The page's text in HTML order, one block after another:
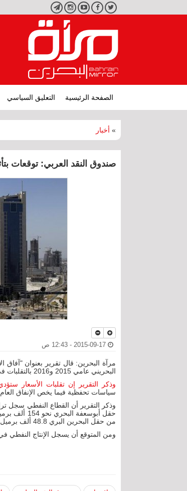
تويتر فيسبوكيوتيوبانستجرامتليجرام
الصفحة الرئيسية التعليق السياسي
» أخبار
صندوق النقد العربي: توقعات
مرآة البحرين: قال تقرير بعنوان "آفاق
البحريني عامي 2015 و2016 بالتقلبات في أسعار النفط العالمية.
وذكر التقرير إن تقلبات الأسعار
سياسات تحفظية فيما يخص الإنفاق
من حقل البحرين البري 48.8 ألف برميل يومياً.
ومن المتوقع أن يسجل الإنتاج النفطي في البحرين خلال عام 2015